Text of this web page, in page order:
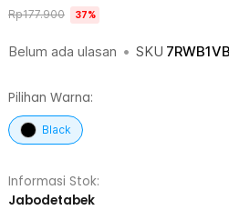
Belum ada ulasan • SKU
Rp177.900 37%
Pilihan Warna:
Black
Informasi Stok:
Jabodetabek